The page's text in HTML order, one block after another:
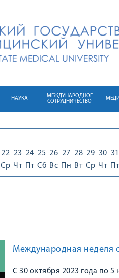
НАУКА
МЕЖДУНАРОДНОЕ
СОТРУДНИЧЕСТВО
22
Ср
23
Чт
24
Пт
25
Сб
26
Вс
27
Пн
28
Вт
29
Ср
30
Чт
31
Пт
Международная неделя
С 30 октября 2023 года по